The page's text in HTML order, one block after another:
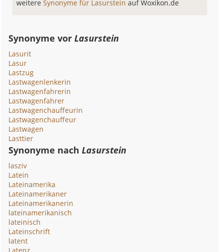
weitereSynonyme für Lasursteinauf Woxikon.de
Synonyme vorLasurstein
Lasurit
Lasur
Lastzug
Lastwagenlenkerin
Lastwagenfahrerin
Lastwagenfahrer
Lastwagenchauffeurin
Lastwagenchauffeur
Lastwagen
Lasttier
Synonyme nachLasurstein
lasziv
Latein
Lateinamerika
Lateinamerikaner
Lateinamerikanerin
lateinamerikanisch
lateinisch
Lateinschrift
latent